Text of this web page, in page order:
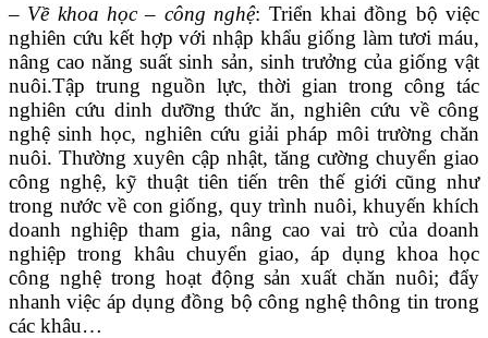
– Về khoa học – công nghệ: Triển khai đồng bộ việc
nghiên cứu kết hợp với nhập khẩu giống làm tươi máu,
nâng cao năng suất sinh sản, sinh trưởng của giống vật
nuôi.Tập trung nguồn lực, thời gian trong công tác
nghiên cứu dinh dưỡng thức ăn, nghiên cứu về công
nghệ sinh học, nghiên cứu giải pháp môi trường chăn
nuôi. Thường xuyên cập nhật, tăng cường chuyển giao
công nghệ, kỹ thuật tiên tiến trên thế giới cũng như
trong nước về con giống, quy trình nuôi, khuyến khích
doanh nghiệp tham gia, nâng cao vai trò của doanh
nghiệp trong khâu chuyển giao, áp dụng khoa học
công nghệ trong hoạt động sản xuất chăn nuôi; đẩy
nhanh việc áp dụng đồng bộ công nghệ thông tin trong
các khâu…